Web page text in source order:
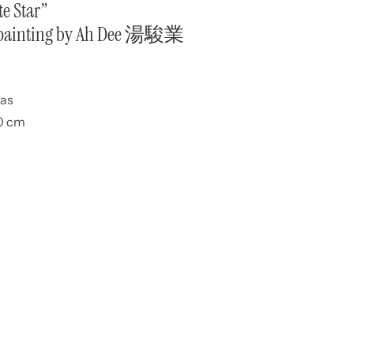
Star”
by Ah Dee 湯駿業
cm